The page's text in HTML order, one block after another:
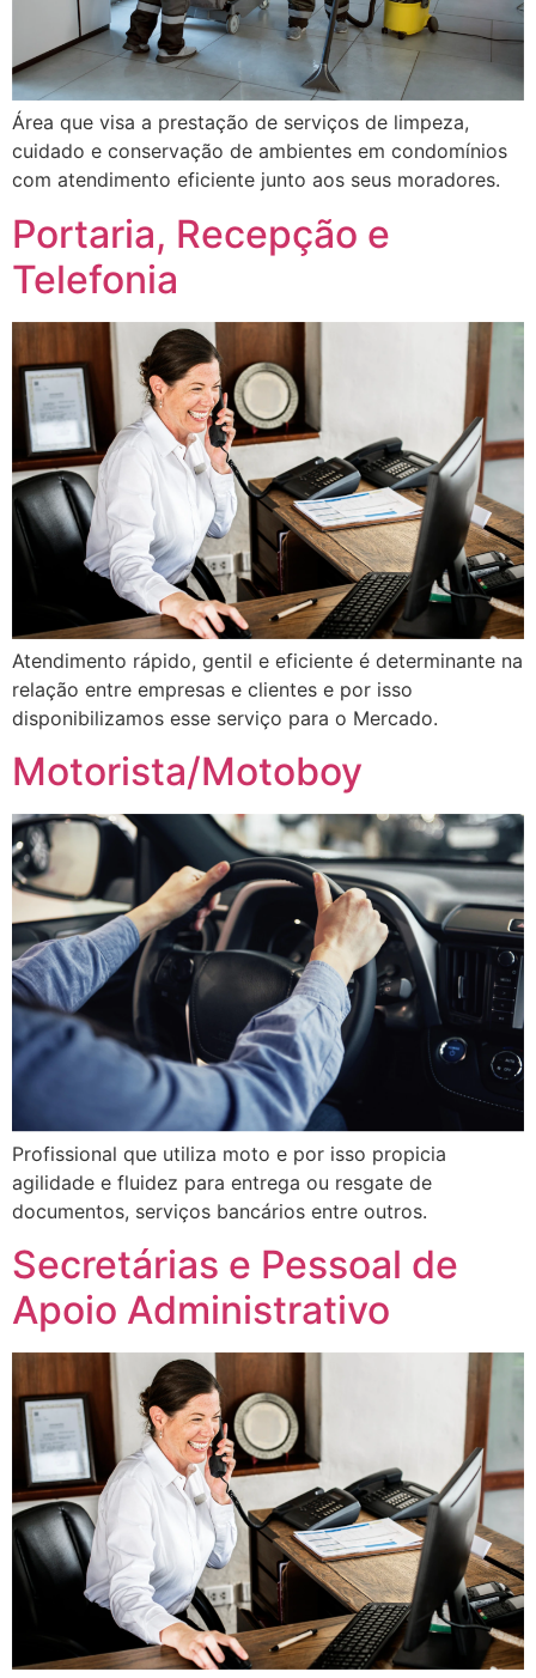
Área que visa a prestação de serviços de limpeza,
cuidado e conservação de ambientes em condomínios
com atendimento eficiente junto aos seus moradores.
Portaria, Recepção e
Telefonia
Atendimento rápido, gentil e eficiente é determinante na
relação entre empresas e clientes e por isso
disponibilizamos esse serviço para o Mercado.
Motorista/Motoboy
Profissional que utiliza moto e por isso propicia
agilidade e fluidez para entrega ou resgate de
documentos, serviços bancários entre outros.
Secretárias e Pessoal de
Apoio Administrativo